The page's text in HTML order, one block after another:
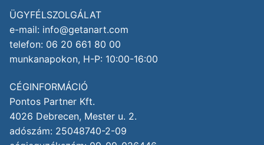
ÜGYFÉLSZOLGÁLAT
e-mail: info@getanart.com
telefon: 06 20 661 80 00
munkanapokon, H-P: 10:00-16:00
CÉGINFORMÁCIÓ
Pontos Partner Kft.
4026 Debrecen, Mester u. 2.
adószám: 25048740-2-09